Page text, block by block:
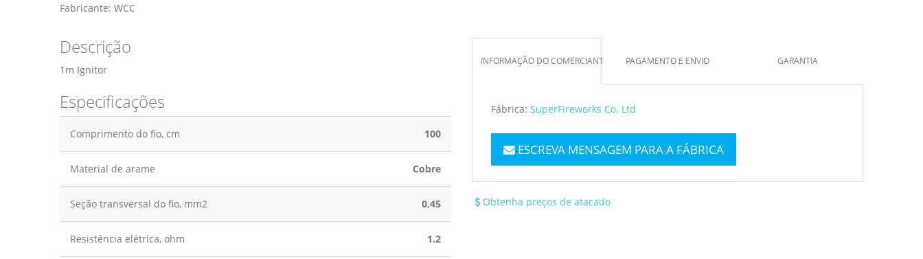
Fabricante: WCC
Descrição
1m Ignitor
Especificações
Comprimento do fio, cm 100
Material de arame Cobre
Seção transversal do fio, mm2 0,45
Resistência elétrica, ohm 1.2
INFORMAÇÃO DO COMERCIANTE PAGAMENTO E ENVIO GARANTIA
Fábrica: SuperFireworks Co. Ltd
ESCREVA MENSAGEM PARA A FÁBRICA
Obtenha preços de atacado